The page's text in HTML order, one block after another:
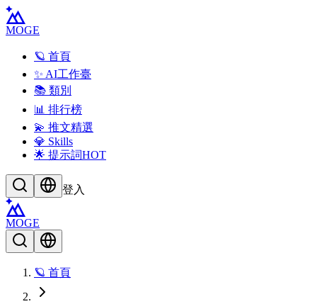
MOGE
🪐 首頁
✨ AI工作臺
📚 類別
📊 排行榜
💫 推文精選
💎 Skills
🌟 提示詞HOT
登入
MOGE
🪐 首頁